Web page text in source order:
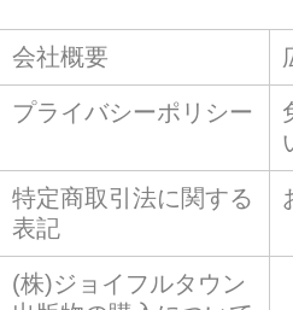
会社概要
プライバシーポリシー
特定商取引法に関する
表記
(株)ジョイフルタウン